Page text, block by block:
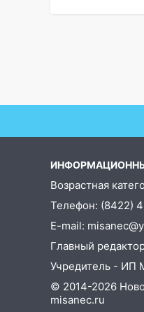
В
обновили
Ульяновске
метровом
14:22
В
пройдет
«Наше
«Мураками»
14:04 Жару
Возрастная
Телефон: (8422)
E-mail:
Главный
Учредитель - ИП
© 2014-2026
misanec.ru